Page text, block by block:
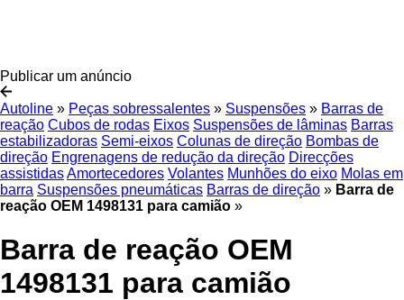
Publicar um anúncio
Autoline » Peças sobressalentes » Suspensões » Barras de
reação Cubos de rodas Eixos Suspensões de lâminas Barras
estabilizadoras Semi-eixos Colunas de direção Bombas de
direção Engrenagens de redução da direção Direcções
assistidasAmortecedores Volantes Munhões do eixo Molas em
barra Suspensões pneumáticas Barras de direção » Barra de
reação OEM 1498131 para camião »
Barra de reação OEM
1498131 para camião